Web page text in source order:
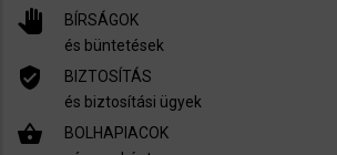
pan_tool
BÍRSÁGOK
és büntetések
verified_user
BIZTOSÍTÁS
és biztosítási ügyek
shopping_basket
BOLHAPIACOK